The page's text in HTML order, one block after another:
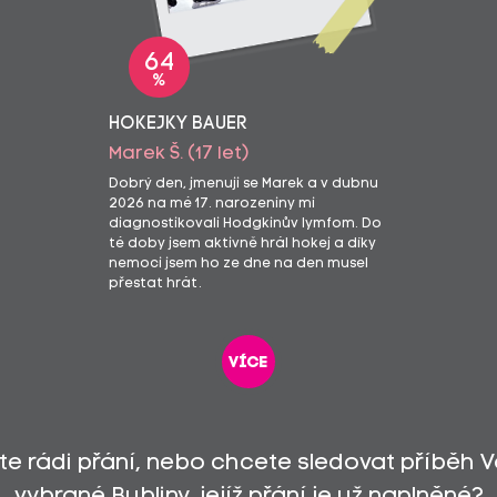
64
%
HOKEJKY BAUER
Marek Š. (17 let)
Dobrý den, jmenuji se Marek a v dubnu
2026 na mé 17. narozeniny mi
diagnostikovali Hodgkinův lymfom. Do
té doby jsem aktivně hrál hokej a díky
nemoci jsem ho ze dne na den musel
přestat hrát.
více
rádi přání, nebo chcete sledovat příběh